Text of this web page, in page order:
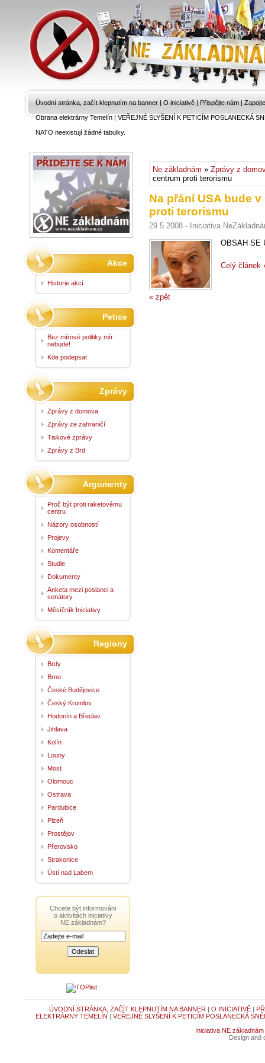
Úvodní stránka, začít klepnutím na banner | O iniciativě | Přispějte nám |
Obrana elektrárny Temelín|VEŘEJNÉ SLYŠENÍ K PETICÍM POSLANECKÁ
NATO neexistují žádné tabulky.
Ne základnám » Zprávy z
centrum proti terorismu
Na přání USA bude
proti terorismu
29.5.2008 - Iniciativa
OBSAH SE
Celý článek
« zpět
Akce
Historie akcí
Petice
Bez mírové politiky mír
nebude!
Kde podepsat
Zprávy
Zprávy z domova
Zprávy ze zahraničí
Tiskové zprávy
Zprávy z Brd
Argumenty
Proč být proti raketovému
centru
Názory osobností
Projevy
Komentáře
Studie
Dokumenty
Anketa mezi poslanci a
senátory
Měsíčník Iniciativy
Regiony
Brdy
Brno
České Budějovice
Český Krumlov
Hodonín a Břeclav
Jihlava
Kolín
Louny
Most
Olomouc
Ostrava
Pardubice
Plzeň
Prostějov
Přerovsko
Strakonice
Ústí nad Labem
Chcete být informováni
o aktivitách iniciativy
NE základnám?
ÚVODNÍ STRÁNKA, ZAČÍT KLEPNUTÍM NA BANNER | O INICIATIVĚ|
ELEKTRÁRNY TEMELÍN | VEŘEJNÉ SLYŠENÍ K PETICÍM POSLANECKÁ
Iniciativa NE základnám
Design and